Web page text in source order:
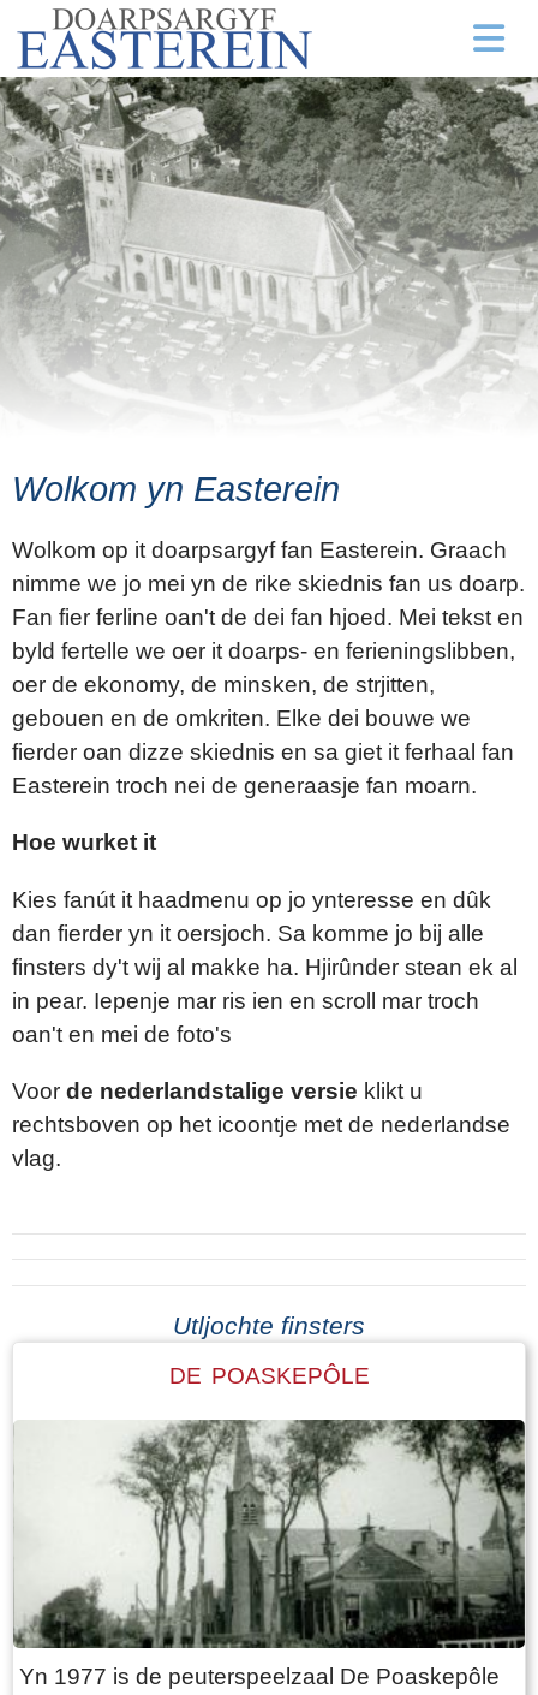
Wolkom yn Easterein
Wolkom op it doarpsargyf fan Easterein. Graach
nimme we jo mei yn de rike skiednis fan us doarp.
Fan fier ferline oan't de dei fan hjoed. Mei tekst en
byld fertelle we oer it doarps- en ferieningslibben,
oer de ekonomy, de minsken, de strjitten,
gebouen en de omkriten. Elke dei bouwe we
fierder oan dizze skiednis en sa giet it ferhaal fan
Easterein troch nei de generaasje fan moarn.
Hoe wurket it
Kies fanút it haadmenu op jo ynteresse en dûk
dan fierder yn it oersjoch. Sa komme jo bij alle
finsters dy't wij al makke ha. Hjirûnder stean ek al
in pear. Iepenje mar ris ien en scroll mar troch
oan't en mei de foto's
Voor de nederlandstalige versie klikt u
rechtsboven op het icoontje met de nederlandse
vlag.
Utljochte finsters
DE POASKEPÔLE
Yn 1977 is de peuterspeelzaal De Poaskepôle